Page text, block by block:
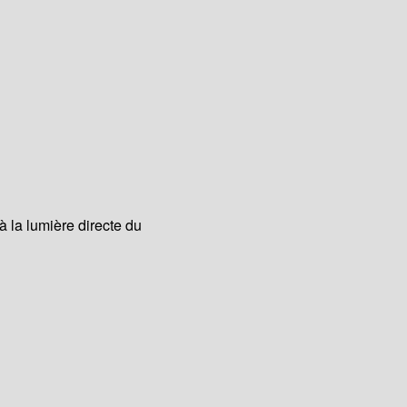
la lumière directe du